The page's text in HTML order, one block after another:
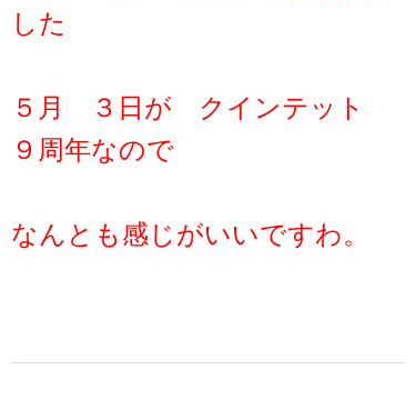
した
５月 ３日が クインテット
９周年なので
なんとも感じがいいですわ。